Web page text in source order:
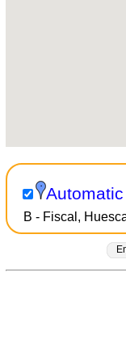
Automatic
B - Fiscal,